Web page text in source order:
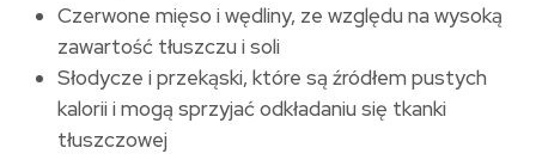
Czerwone mięso i wędliny, ze względu na wysoką
zawartość tłuszczu i soli
Słodycze i przekąski, które są źródłem pustych
kalorii i mogą sprzyjać odkładaniu się tkanki
tłuszczowej